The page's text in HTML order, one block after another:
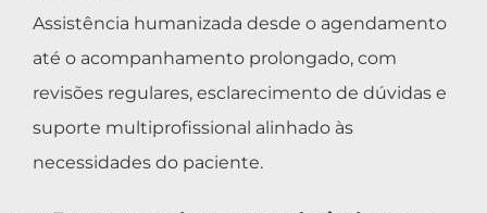
Assistência humanizada desde o agendamento
até o acompanhamento prolongado, com
revisões regulares, esclarecimento de dúvidas e
suporte multiprofissional alinhado às
necessidades do paciente.